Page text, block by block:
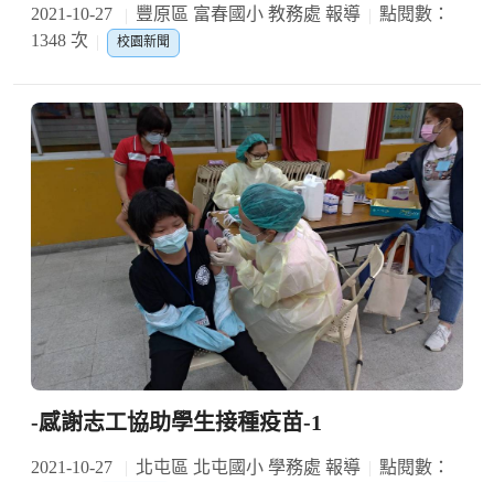
2021-10-27 豐原區 富春國小 教務處 報導
點閱數：
1348 次
校園新聞
-感謝志工協助學生接種疫苗-1
2021-10-27 北屯區 北屯國小 學務處 報導
點閱數：